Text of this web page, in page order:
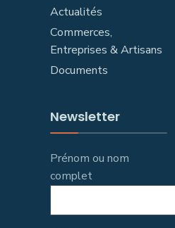
Actualités
Commerces,
Entreprises & Artisans
Documents
Newsletter
Prénom ou nom
complet